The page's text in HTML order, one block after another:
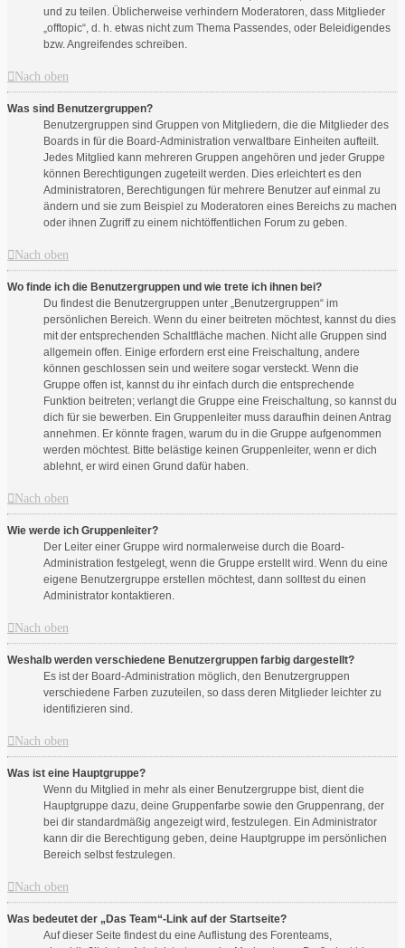
und zu teilen. Üblicherweise verhindern Moderatoren, dass Mitglieder
„offtopic“, d. h. etwas nicht zum Thema Passendes, oder Beleidigendes
bzw. Angreifendes schreiben.
Nach oben
Was sind Benutzergruppen?
Benutzergruppen sind Gruppen von Mitgliedern, die die Mitglieder des
Boards in für die Board-Administration verwaltbare Einheiten aufteilt.
Jedes Mitglied kann mehreren Gruppen angehören und jeder Gruppe
können Berechtigungen zugeteilt werden. Dies erleichtert es den
Administratoren, Berechtigungen für mehrere Benutzer auf einmal zu
ändern und sie zum Beispiel zu Moderatoren eines Bereichs zu machen
oder ihnen Zugriff zu einem nichtöffentlichen Forum zu geben.
Nach oben
Wo finde ich die Benutzergruppen und wie trete ich ihnen bei?
Du findest die Benutzergruppen unter „Benutzergruppen“ im
persönlichen Bereich. Wenn du einer beitreten möchtest, kannst du dies
mit der entsprechenden Schaltfläche machen. Nicht alle Gruppen sind
allgemein offen. Einige erfordern erst eine Freischaltung, andere
können geschlossen sein und weitere sogar versteckt. Wenn die
Gruppe offen ist, kannst du ihr einfach durch die entsprechende
Funktion beitreten; verlangt die Gruppe eine Freischaltung, so kannst du
dich für sie bewerben. Ein Gruppenleiter muss daraufhin deinen Antrag
annehmen. Er könnte fragen, warum du in die Gruppe aufgenommen
werden möchtest. Bitte belästige keinen Gruppenleiter, wenn er dich
ablehnt, er wird einen Grund dafür haben.
Nach oben
Wie werde ich Gruppenleiter?
Der Leiter einer Gruppe wird normalerweise durch die Board-
Administration festgelegt, wenn die Gruppe erstellt wird. Wenn du eine
eigene Benutzergruppe erstellen möchtest, dann solltest du einen
Administrator kontaktieren.
Nach oben
Weshalb werden verschiedene Benutzergruppen farbig dargestellt?
Es ist der Board-Administration möglich, den Benutzergruppen
verschiedene Farben zuzuteilen, so dass deren Mitglieder leichter zu
identifizieren sind.
Nach oben
Was ist eine Hauptgruppe?
Wenn du Mitglied in mehr als einer Benutzergruppe bist, dient die
Hauptgruppe dazu, deine Gruppenfarbe sowie den Gruppenrang, der
bei dir standardmäßig angezeigt wird, festzulegen. Ein Administrator
kann dir die Berechtigung geben, deine Hauptgruppe im persönlichen
Bereich selbst festzulegen.
Nach oben
Was bedeutet der „Das Team“-Link auf der Startseite?
Auf dieser Seite findest du eine Auflistung des Forenteams,